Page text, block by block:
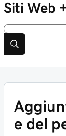
Siti Web
e del